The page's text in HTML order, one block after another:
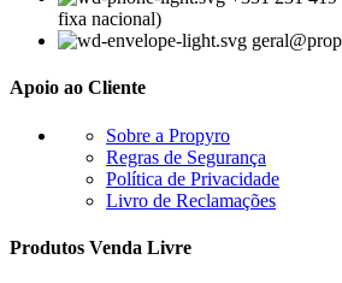
fixa nacional)
Apoio ao Cliente
Sobre a Propyro
Regras de Segurança
Política de Privacidade
Livro de Reclamações
Produtos Venda Livre